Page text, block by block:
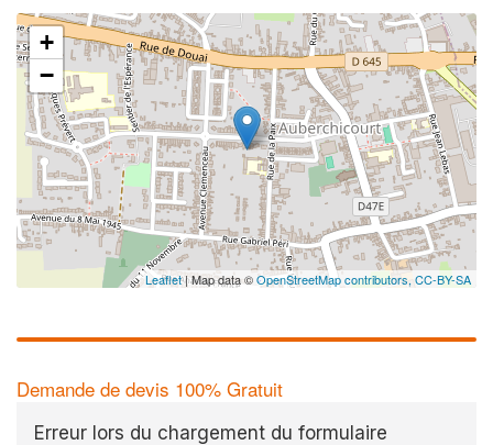
+
−
Leaflet| Map data ©OpenStreetMap contributors, CC-BY-SA
Demande de devis 100% Gratuit
Erreur lors du chargement du formulaire